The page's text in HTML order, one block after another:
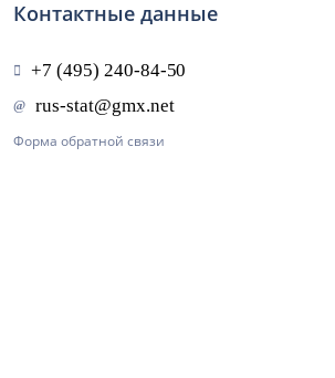
Контактные данные
Форма обратной связи